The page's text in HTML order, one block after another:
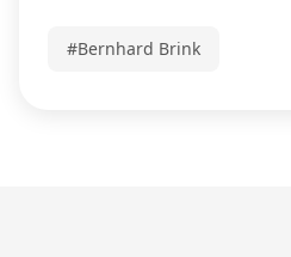
#Bernhard Brink